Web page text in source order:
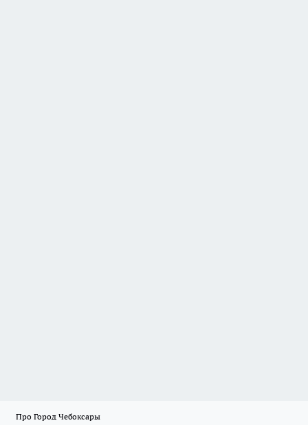
Про Город Чебоксары